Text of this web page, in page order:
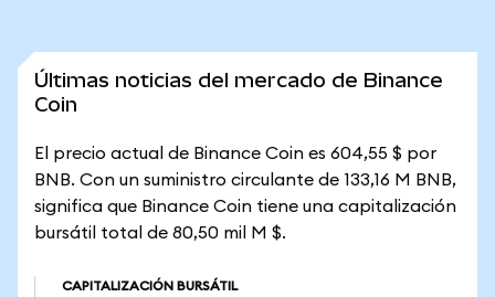
Últimas noticias del mercado de Binance
Coin
El precio actual de Binance Coin es 604,55 $ por
BNB. Con un suministro circulante de 133,16 M BNB,
significa que Binance Coin tiene una capitalización
bursátil total de 80,50 mil M $.
CAPITALIZACIÓN BURSÁTIL